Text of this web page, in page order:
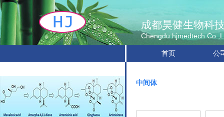
成都昊健生物科
Chengdu hjmedtech
首页 公
中间体